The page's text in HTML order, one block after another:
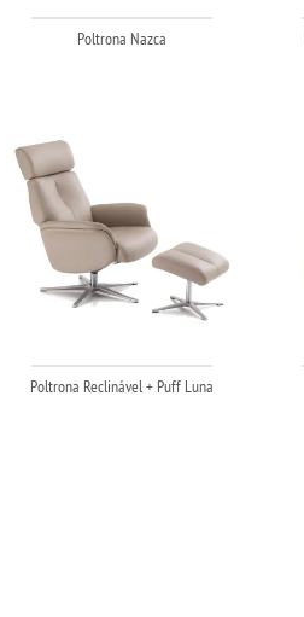
Poltrona Nazca
Poltrona Reclinável + Puff Luna